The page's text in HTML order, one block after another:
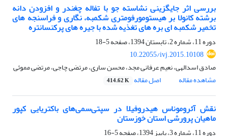
بررسی اثر جایگزینی نشاسته جو با تفاله چغندر و افزودن دانه
برشته کانولا بر هیستومورفومتری شکمبه، نگاری و فراسنجه های
تخمیر شکمبه ای بره های تغذیه شده با جیره های پرکنسانتره
دوره 11، شماره 2، تابستان 1394، صفحه
5-18
10.22055/ivj.2015.10108
صادق اسدالهی، نعیم عرفانی مجد، محسن ساری، مرتضی چاجی، مرتضی مموئی
مشاهده مقاله
اصل مقاله 414.62 K
نقش آئروموناس هیدروفیلا در سپتی‌سمی‌های باکتریایی کپور
ماهیان پرورشی استان خوزستان
دوره 11، شماره 3، پاییز 1394، صفحه
5-16